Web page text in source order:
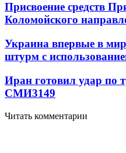
Присвоение средств
Коломойского
Украина впервые в
штурм с
Иран готовил удар по
СМИ3149
Читать комментарии